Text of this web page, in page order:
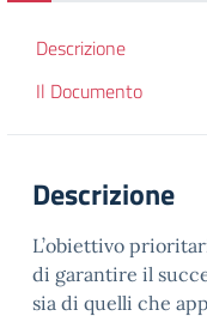
Descrizione
Il Documento
Descrizione
L’obiettivo
di garantire il
sia di quelli che